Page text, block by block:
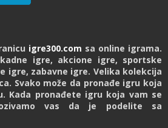
igre300.com sa online igrama.
igre, akcione igre, sportske
igre, zabavne igre. Velika kolekcija
Svako može da pronađe igru koja
Kada pronađete igru koja vam se
vas da je podelite sa